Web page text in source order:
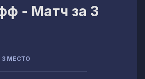
- Матч за 3
3 МЕСТО